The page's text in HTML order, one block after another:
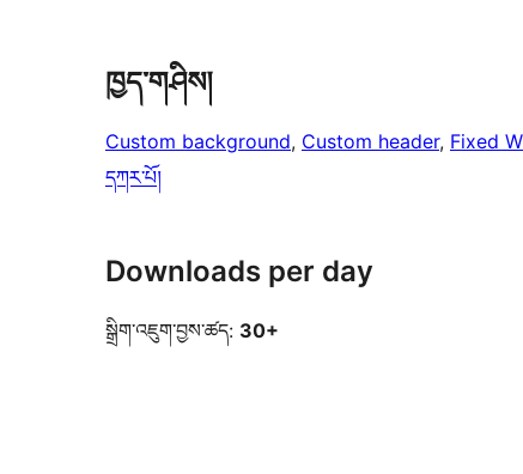
ཁྱད་གཤིས།
Custom background, Custom header, Fixed
དཀར་པོ།
Downloads per day
སྒྲིག་འཇུག་བྱས་ཚད: 30+